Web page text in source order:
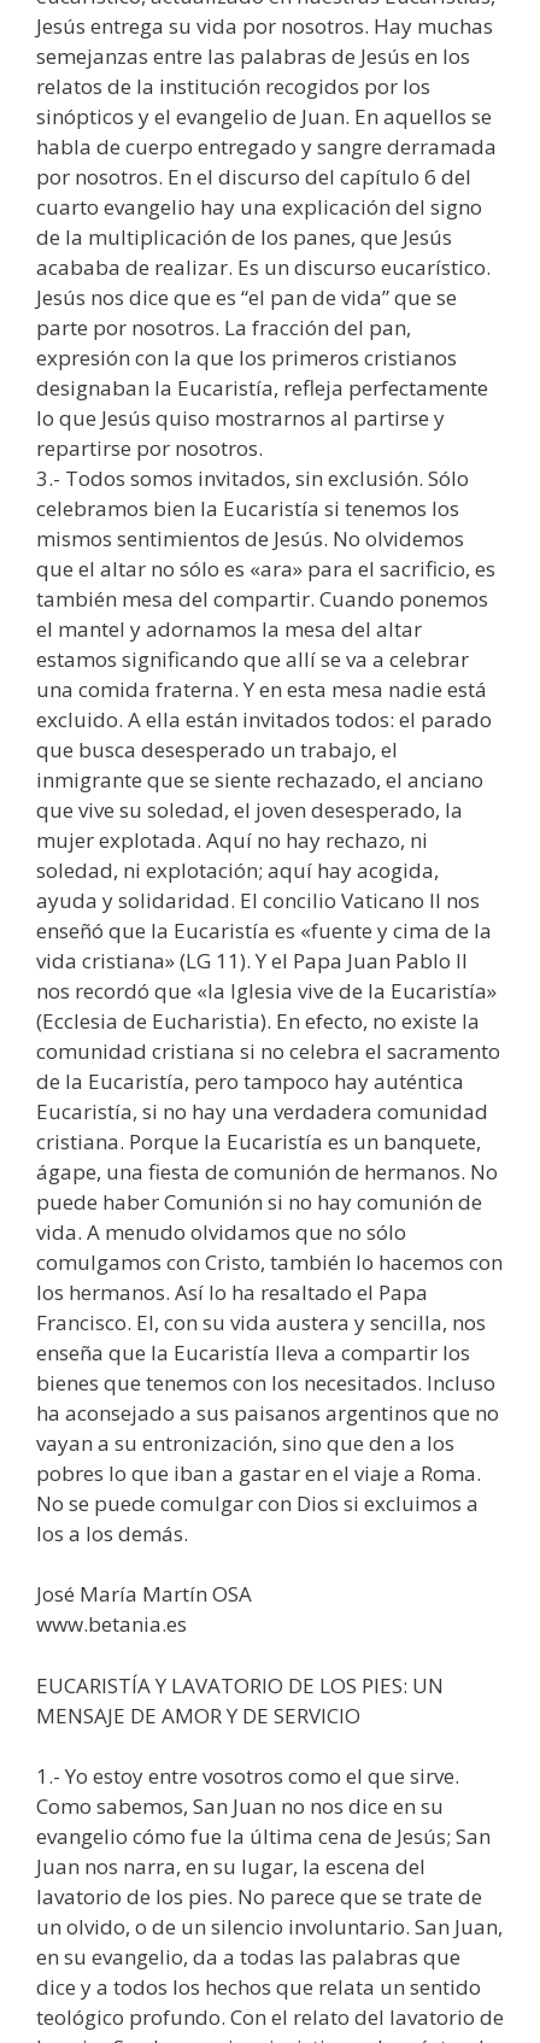
Jesús entrega su vida por nosotros. Hay muchas
semejanzas entre las palabras de Jesús en los
relatos de la institución recogidos por los
sinópticos y el evangelio de Juan. En aquellos se
habla de cuerpo entregado y sangre derramada
por nosotros. En el discurso del capítulo 6 del
cuarto evangelio hay una explicación del signo
de la multiplicación de los panes, que Jesús
acababa de realizar. Es un discurso eucarístico.
Jesús nos dice que es “el pan de vida” que se
parte por nosotros. La fracción del pan,
expresión con la que los primeros cristianos
designaban la Eucaristía, refleja perfectamente
lo que Jesús quiso mostrarnos al partirse y
repartirse por nosotros.
3.- Todos somos invitados, sin exclusión. Sólo
celebramos bien la Eucaristía si tenemos los
mismos sentimientos de Jesús. No olvidemos
que el altar no sólo es «ara» para el sacrificio, es
también mesa del compartir. Cuando ponemos
el mantel y adornamos la mesa del altar
estamos significando que allí se va a celebrar
una comida fraterna. Y en esta mesa nadie está
excluido. A ella están invitados todos: el parado
que busca desesperado un trabajo, el
inmigrante que se siente rechazado, el anciano
que vive su soledad, el joven desesperado, la
mujer explotada. Aquí no hay rechazo, ni
soledad, ni explotación; aquí hay acogida,
ayuda y solidaridad. El concilio Vaticano II nos
enseñó que la Eucaristía es «fuente y cima de la
vida cristiana» (LG 11). Y el Papa Juan Pablo II
nos recordó que «la Iglesia vive de la Eucaristía»
(Ecclesia de Eucharistia). En efecto, no existe la
comunidad cristiana si no celebra el sacramento
de la Eucaristía, pero tampoco hay auténtica
Eucaristía, si no hay una verdadera comunidad
cristiana. Porque la Eucaristía es un banquete,
ágape, una fiesta de comunión de hermanos. No
puede haber Comunión si no hay comunión de
vida. A menudo olvidamos que no sólo
comulgamos con Cristo, también lo hacemos con
los hermanos. Así lo ha resaltado el Papa
Francisco. El, con su vida austera y sencilla, nos
enseña que la Eucaristía lleva a compartir los
bienes que tenemos con los necesitados. Incluso
ha aconsejado a sus paisanos argentinos que no
vayan a su entronización, sino que den a los
pobres lo que iban a gastar en el viaje a Roma.
No se puede comulgar con Dios si excluimos a
los a los demás.
José María Martín OSA
www.betania.es
EUCARISTÍA Y LAVATORIO DE LOS PIES: UN
MENSAJE DE AMOR Y DE SERVICIO
1.- Yo estoy entre vosotros como el que sirve.
Como sabemos, San Juan no nos dice en su
evangelio cómo fue la última cena de Jesús; San
Juan nos narra, en su lugar, la escena del
lavatorio de los pies. No parece que se trate de
un olvido, o de un silencio involuntario. San Juan,
en su evangelio, da a todas las palabras que
dice y a todos los hechos que relata un sentido
teológico profundo. Con el relato del lavatorio de